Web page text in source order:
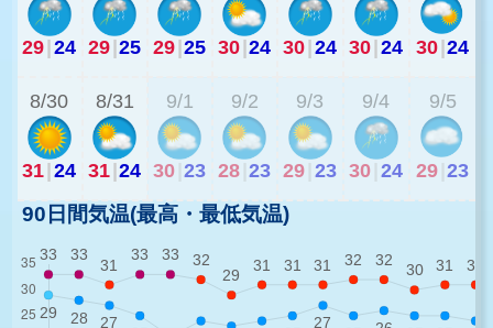
29|24 29|25 29|25 30|24 30|24 30|24 30|24
8/30
31|24
8/31
31|24
9/1
30 23
9/2
28 23
9/3
29 23
9/4
30 24
9/5
29 23
90日間気温(最高・最低気温)